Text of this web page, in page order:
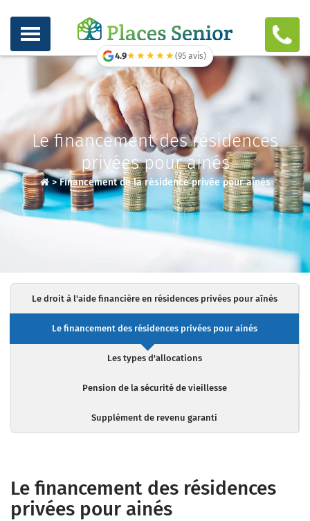
4.9★★★★★
★★★★★(95 avis)
Le financement des résidences
privées pour ainés
>Financement de la résidence privée pour aînés
Le droit à l'aide financière en résidences privées pour aînés
Le financement des résidences privées pour ainés
Les types d'allocations
Pension de la sécurité de vieillesse
Supplément de revenu garanti
Le financement des résidences
privées pour ainés